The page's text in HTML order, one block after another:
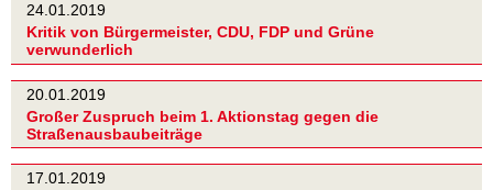
24.01.2019
Kritik von Bürgermeister, CDU, FDP und Grüne
verwunderlich
20.01.2019
Großer Zuspruch beim 1. Aktionstag gegen die
Straßenausbaubeiträge
17.01.2019